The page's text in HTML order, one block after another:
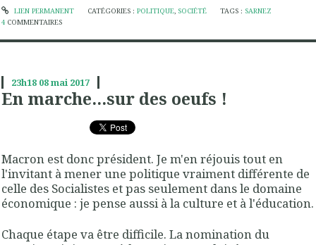
LIEN PERMANENT CATÉGORIES : POLITIQUE, SOCIÉTÉ TAGS : SARNEZ
4 COMMENTAIRES
23h18 08mai 2017
En marche...sur des oeufs !
Macron est donc président. Je m'en réjouis tout en
l'invitant à mener une politique vraiment différente de
celle des Socialistes et pas seulement dans le domaine
économique : je pense aussi à la culture et à l'éducation.
Chaque étape va être difficile. La nomination du